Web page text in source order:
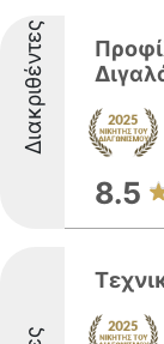
Διακριθέντες
8.5